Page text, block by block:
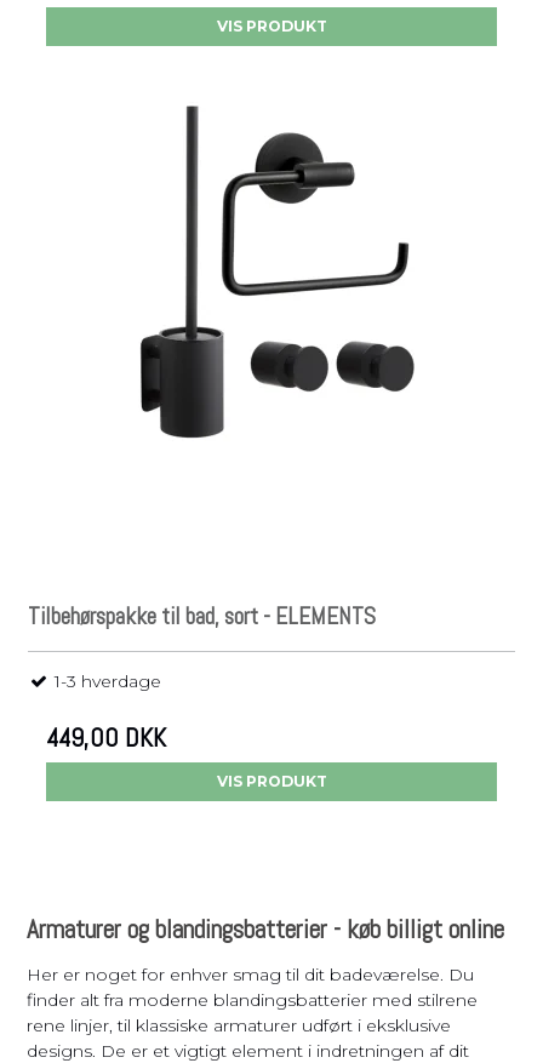
VIS PRODUKT
Tilbehørspakke til bad, sort - ELEMENTS
1-3 hverdage
449,00 DKK
VIS PRODUKT
Armaturer og blandingsbatterier - køb billigt online
Her er noget for enhver smag til dit badeværelse. Du
finder alt fra moderne blandingsbatterier med stilrene
rene linjer, til klassiske armaturer udført i eksklusive
designs. De er et vigtigt element i indretningen af dit